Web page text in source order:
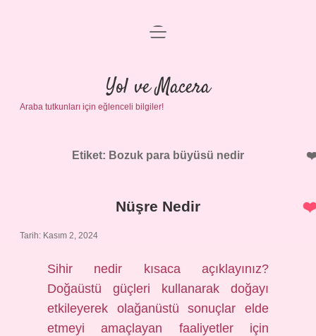
Anasayfa
Gizlilik Politikası
Yasal Uyarı
menüyü
Yol ve Macera
Araba tutkunları için eğlenceli bilgiler!
Etiket: Bozuk para büyüsü nedir
Nüşre Nedir
Tarih: Kasım 2, 2024
Sihir nedir kısaca açıklayınız?
Doğaüstü güçleri kullanarak doğayı
etkileyerek olağanüstü sonuçlar elde
etmeyi amaçlayan faaliyetler için